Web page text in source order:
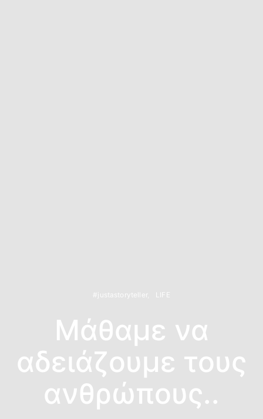
#justastoryteller LIFE
Μάθαμε να
αδειάζουμε τους
ανθρώπους..